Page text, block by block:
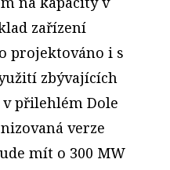
zařízení
projektováno i s
zbývajících
přilehlém Dole
verze
mít o 300 MW